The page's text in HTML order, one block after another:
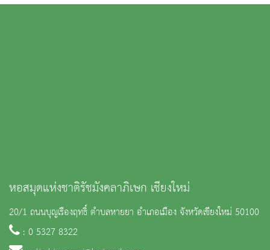
หอสมุดแห่งชาติรัชมังคลาภิเษก เชียงใหม่
20/1 ถนนบุญเรืองฤทธิ์ ตำบลหายยา อำเภอเมือง จังหวัดเชียงใหม่ 50100
: 0 5327 8322